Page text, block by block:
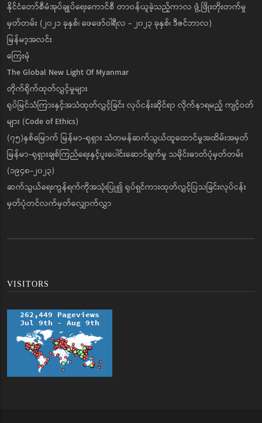
နိုင်ငံတော်စီမံအုပ်ချုပ်ရေးကောင်စီ တာဝန်ယူခဲ့သည့်ကာလ ဖွံ့ဖြိုးတိုးတက်မှု
မှတ်တမ်း (၂၀၂၁ ခုနှစ်၊ ဖေဖော်ဝါရီလ - ၂၀၂၃ ခုနှစ်၊ ဒီဇင်ဘာလ)
မြန်မာ့အလင်း
ကြေးမုံ
The Global New Light Of Myanmar
တိုက်ရိုက်ထုတ်လွှင့်မှုများ
ရုပ်မြင်သံကြားနှင့်အသံထုတ်လွှင့်ခြင်း လုပ်ငန်းဆိုင်ရာ လိုက်နာရမည့် ကျင့်ဝတ်
များ (Code of Ethics)
(၇၅)နှစ်မြောက် မြန်မာ-ရုရှား သံတမန်ဆက်သွယ်ထူထောင်မှုအထိမ်းအမှတ်
မြန်မာ-ရုရှားချစ်ကြည်ရေးနှင့်ပူးပေါင်းဆောင်ရွက်မှု သမိုင်းဓာတ်ပုံမှတ်တမ်း
(၁၉၄၈-၂၀၂၃)
ဆက်သွယ်ရေးကွန်ရက်ကိုအသုံးပြု၍ ရုပ်ရှင်ကားထုတ်လွှင့်ပြသခြင်းလုပ်ငန်း
မှတ်ပုံတင်လက်မှတ်လျှောက်လွှာ
VISITORS